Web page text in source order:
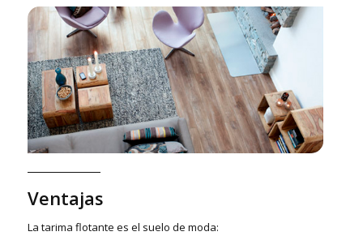
Ventajas
La tarima flotante es el suelo de moda: